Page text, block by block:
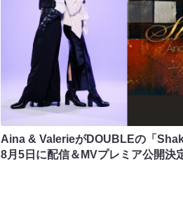
Aina & ValerieがDOUBLEの「
8月5日に配信＆MVプレミア公開決